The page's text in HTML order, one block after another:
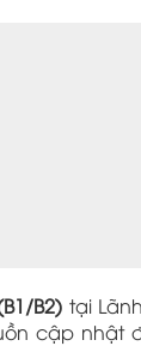
B2) tại
cập nhật